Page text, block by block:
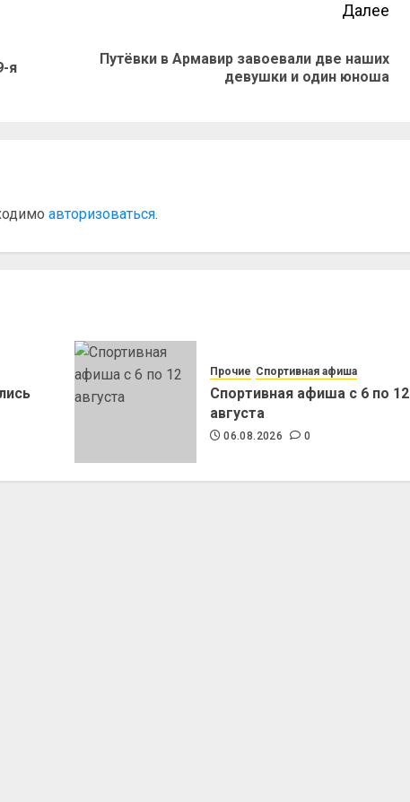
я
Далее
Путёвки в Армавир завоевали две наших
девушки и один юноша
авторизоваться.
Прочие Спортивная афиша
Спортивная афиша с 6 по 12
августа
06.08.2026 0